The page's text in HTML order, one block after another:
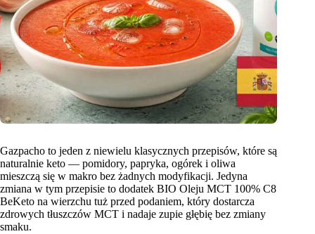
Gazpacho to jeden z niewielu klasycznych przepisów, które są
naturalnie keto — pomidory, papryka, ogórek i oliwa
mieszczą się w makro bez żadnych modyfikacji. Jedyna
zmiana w tym przepisie to dodatek BIO Oleju MCT 100% C8
BeKeto na wierzchu tuż przed podaniem, który dostarcza
zdrowych tłuszczów MCT i nadaje zupie głębię bez zmiany
smaku.